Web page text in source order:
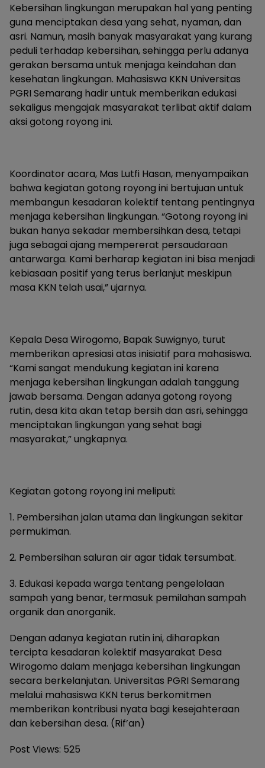
Kebersihan lingkungan merupakan hal yang penting
guna menciptakan desa yang sehat, nyaman, dan
asri. Namun, masih banyak masyarakat yang kurang
peduli terhadap kebersihan, sehingga perlu adanya
gerakan bersama untuk menjaga keindahan dan
kesehatan lingkungan. Mahasiswa KKN Universitas
PGRI Semarang hadir untuk memberikan edukasi
sekaligus mengajak masyarakat terlibat aktif dalam
aksi gotong royong ini.
Koordinator acara, Mas Lutfi Hasan, menyampaikan
bahwa kegiatan gotong royong ini bertujuan untuk
membangun kesadaran kolektif tentang pentingnya
menjaga kebersihan lingkungan. “Gotong royong ini
bukan hanya sekadar membersihkan desa, tetapi
juga sebagai ajang mempererat persaudaraan
antarwarga. Kami berharap kegiatan ini bisa menjadi
kebiasaan positif yang terus berlanjut meskipun
masa KKN telah usai,” ujarnya.
Kepala Desa Wirogomo, Bapak Suwignyo, turut
memberikan apresiasi atas inisiatif para mahasiswa.
“Kami sangat mendukung kegiatan ini karena
menjaga kebersihan lingkungan adalah tanggung
jawab bersama. Dengan adanya gotong royong
rutin, desa kita akan tetap bersih dan asri, sehingga
menciptakan lingkungan yang sehat bagi
masyarakat,” ungkapnya.
Kegiatan gotong royong ini meliputi:
1. Pembersihan jalan utama dan lingkungan sekitar
permukiman.
2. Pembersihan saluran air agar tidak tersumbat.
3. Edukasi kepada warga tentang pengelolaan
sampah yang benar, termasuk pemilahan sampah
organik dan anorganik.
Dengan adanya kegiatan rutin ini, diharapkan
tercipta kesadaran kolektif masyarakat Desa
Wirogomo dalam menjaga kebersihan lingkungan
secara berkelanjutan. Universitas PGRI Semarang
melalui mahasiswa KKN terus berkomitmen
memberikan kontribusi nyata bagi kesejahteraan
dan kebersihan desa. (Rif’an)
Post Views: 525